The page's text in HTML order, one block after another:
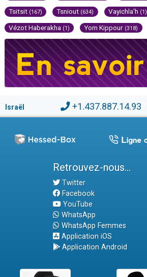
Tsitsit (167) Tsniout (634) Vayichla'h (1)
Vézot Haberakha (1) Yom Kippour (318)
Israël +1.437.887.14.93
Retrouvez-nous...
Twitter
Facebook
YouTube
WhatsApp
WhatsApp Femmes
Application iOS
Application Android